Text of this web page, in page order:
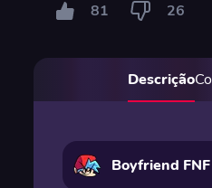
81 26
Descrição
Boyfriend FNF